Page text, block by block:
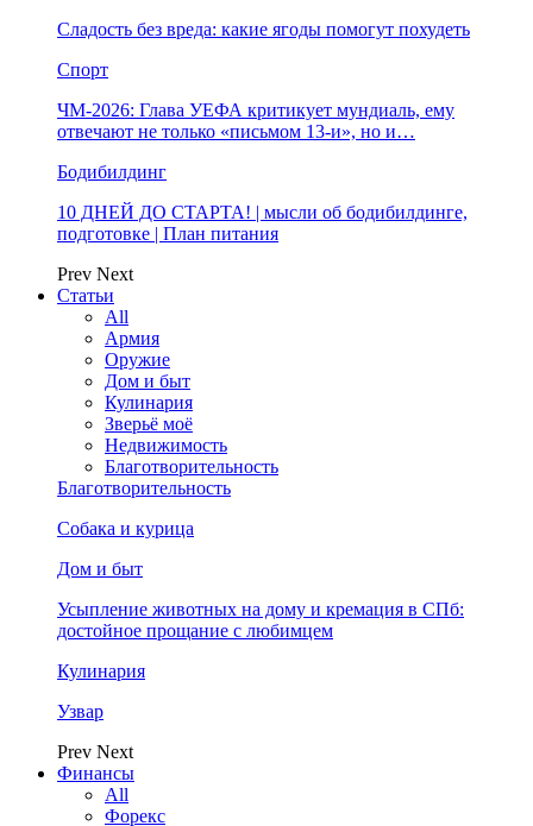
Сладость без вреда: какие ягоды помогут похудеть
Спорт
ЧМ-2026: Глава УЕФА критикует мундиаль, ему
отвечают не только «письмом 13-и», но и…
Бодибилдинг
10 ДНЕЙ ДО СТАРТА! | мысли об бодибилдинге,
подготовке | План питания
Prev Next
Статьи
All
Армия
Оружие
Дом и быт
Кулинария
Зверьё моё
Недвижимость
Благотворительность
Благотворительность
Собака и курица
Дом и быт
Усыпление животных на дому и кремация в СПб:
достойное прощание с любимцем
Кулинария
Узвар
Prev Next
Финансы
All
Форекс